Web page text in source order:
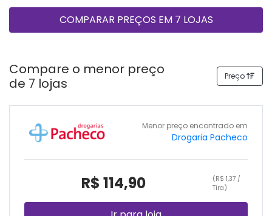
COMPARAR PREÇOS EM 7 LOJAS
Compare o menor preço
de 7 lojas
Preço
Menor preço encontrado em
Drogaria Pacheco
R$ 114,90
(R$ 1,37 /
Tira)